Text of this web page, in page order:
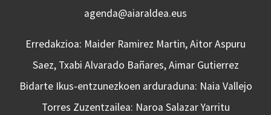
agenda@aiaraldea.eus
Erredakzioa: Maider Ramirez Martin, Aitor Aspuru
Saez, Txabi Alvarado Bañares, Aimar Gutierrez
Bidarte Ikus-entzunezkoen arduraduna: Naia Vallejo
Torres Zuzentzailea: Naroa Salazar Yarritu